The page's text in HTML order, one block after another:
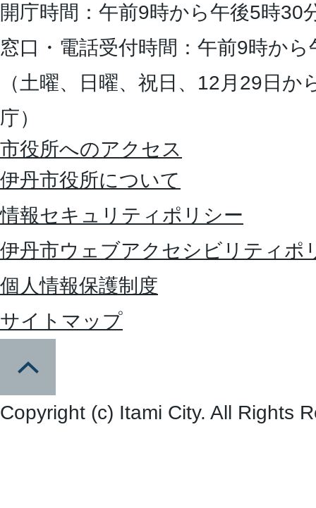
開庁時間：午前9時から午後5時30
窓口・電話受付時間：午前9時か
（土曜、日曜、祝日、12月29日
庁）
市役所へのアクセス
伊丹市役所について
情報セキュリティポリシー
伊丹市ウェブアクセシビリティポ
個人情報保護制度
サイトマップ
Copyright (c) Itami City. All Rights